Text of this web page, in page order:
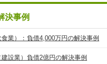
決事例
業）：負債4,000万円の解決事例
設業）負債2億円の解決事例